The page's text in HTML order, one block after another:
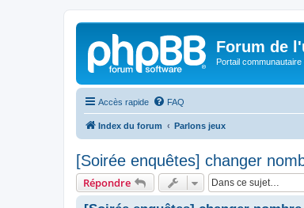
Forum de
Portail
Accès rapide FAQ
Index du forum Parlons jeux
[Soirée enquêtes] changer
Répondre